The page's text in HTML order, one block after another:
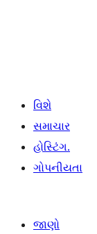
વિશે
સમાચાર
હોસ્ટિંગ.
ગોપનીયતા
જાણો